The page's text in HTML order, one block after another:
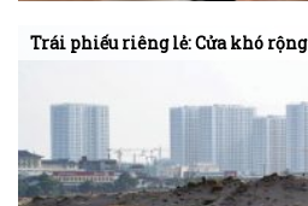
Trái phiếu riêng lẻ: Cửa khó rộng